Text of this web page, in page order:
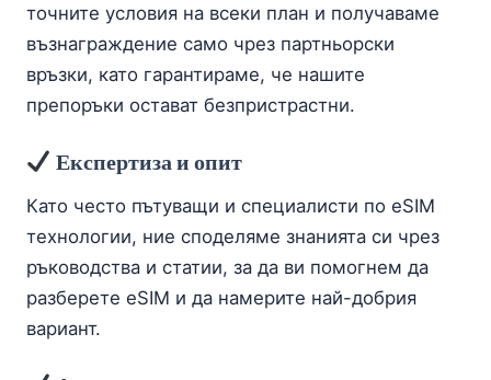
точните условия на всеки план и получаваме
възнаграждение само чрез партньорски
връзки, като гарантираме, че нашите
препоръки остават безпристрастни.
Експертиза и опит
Като често пътуващи и специалисти по eSIM
технологии, ние споделяме знанията си чрез
ръководства и статии, за да ви помогнем да
разберете eSIM и да намерите най-добрия
вариант.